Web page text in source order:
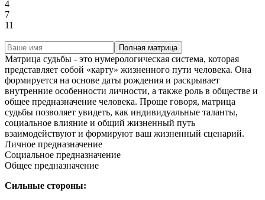
4
7
11
Полная матрица
Матрица судьбы - это нумерологическая система, которая
представляет собой «карту» жизненного пути человека. Она
формируется на основе даты рождения и раскрывает
внутренние особенности личности, а также роль в обществе и
общее предназначение человека. Проще говоря, матрица
судьбы позволяет увидеть, как индивидуальные таланты,
социальное влияние и общий жизненный путь
взаимодействуют и формируют ваш жизненный сценарий.
Личное предназначение
Социальное предназначение
Общее предназначение
Сильные стороны: